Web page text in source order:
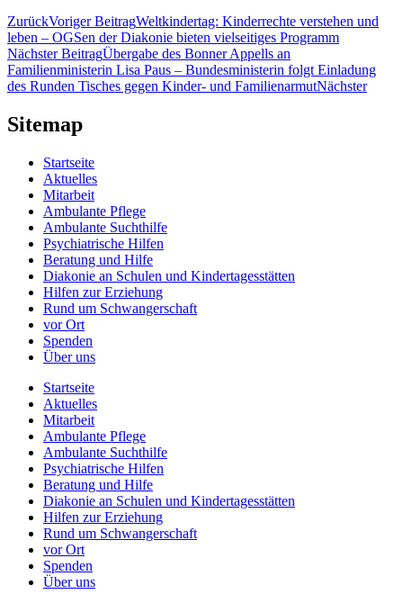
ZurückVoriger BeitragWeltkindertag: Kinderrechte verstehen und
leben – OGSen der Diakonie bieten vielseitiges Programm
Nächster BeitragÜbergabe des Bonner Appells an
Familienministerin Lisa Paus – Bundesministerin folgt Einladung
des Runden Tisches gegen Kinder- und FamilienarmutNächster
Sitemap
Startseite
Aktuelles
Mitarbeit
Ambulante Pflege
Ambulante Suchthilfe
Psychiatrische Hilfen
Beratung und Hilfe
Diakonie an Schulen und Kindertagesstätten
Hilfen zur Erziehung
Rund um Schwangerschaft
vor Ort
Spenden
Über uns
Startseite
Aktuelles
Mitarbeit
Ambulante Pflege
Ambulante Suchthilfe
Psychiatrische Hilfen
Beratung und Hilfe
Diakonie an Schulen und Kindertagesstätten
Hilfen zur Erziehung
Rund um Schwangerschaft
vor Ort
Spenden
Über uns